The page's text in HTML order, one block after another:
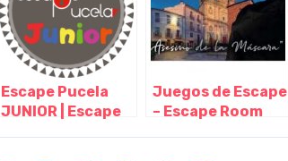
Escape Pucela
JUNIOR | Escape
Juegos de Escape
– Escape Room